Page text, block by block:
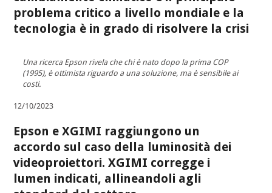
problema critico a livello mondiale e la
tecnologia è in grado di risolvere la crisi
Una ricerca Epson rivela che chi è nato dopo la prima COP
(1995), è ottimista riguardo a una soluzione, ma è sensibile ai
costi.
12/10/2023
Epson e XGIMI raggiungono un
accordo sul caso della luminosità dei
videoproiettori. XGIMI corregge i
lumen indicati, allineandoli agli